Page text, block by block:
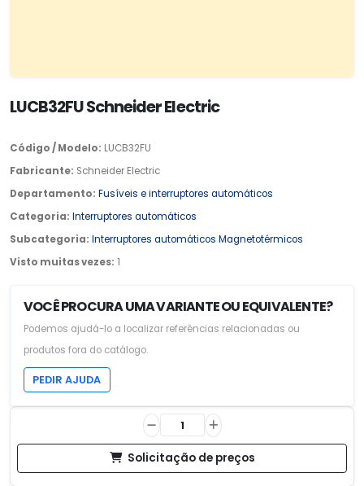
LUCB32FU Schneider Electric
Código / Modelo: LUCB32FU
Fabricante: Schneider Electric
Departamento: Fusíveis e interruptores automáticos
Categoria: Interruptores automáticos
Subcategoria: Interruptores automáticos Magnetotérmicos
Visto muitas vezes: 1
VOCÊ PROCURA UMA VARIANTE OU EQUIVALENTE?
Podemos ajudá-lo a localizar referências relacionadas ou
produtos fora do catálogo.
PEDIR AJUDA
Solicitação de preços